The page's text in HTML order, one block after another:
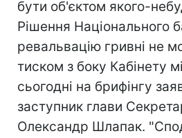
бути об'єктом якого-
Рішення Національного
ревальвацію гривні не
тиском з боку Кабінету
сьогодні на брифінгу
заступник глави
Олександр Шлапак.